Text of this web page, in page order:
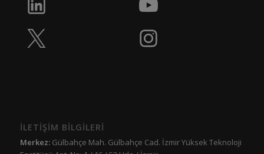
İLETİŞİM BİLGİLERİ
Merkez:Gülbahçe Mah. Gülbahçe Cad. İzmir Yüksek Teknoloji